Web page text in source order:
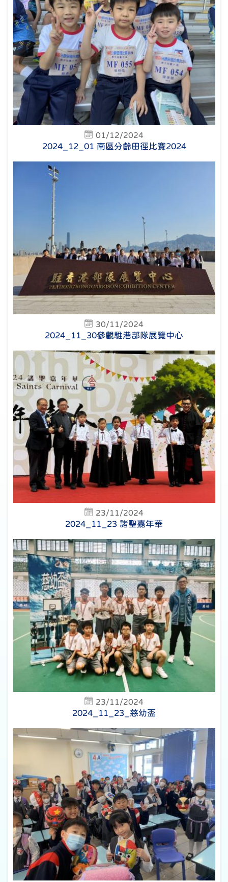
01/12/2024
2024_12_01 南區分齡田徑比賽2024
30/11/2024
2024_11_30參觀騅港部隊展覽中心
23/11/2024
2024_11_23 諸聖嘉年華
23/11/2024
2024_11_23_慈幼盃